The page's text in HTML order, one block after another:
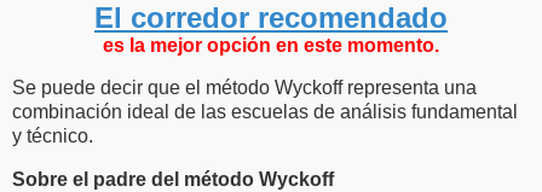
El corredor recomendado
es la mejor opción en este momento.
Se puede decir que el método Wyckoff representa una
combinación ideal de las escuelas de análisis fundamental
y técnico.
Sobre el padre del método Wyckoff